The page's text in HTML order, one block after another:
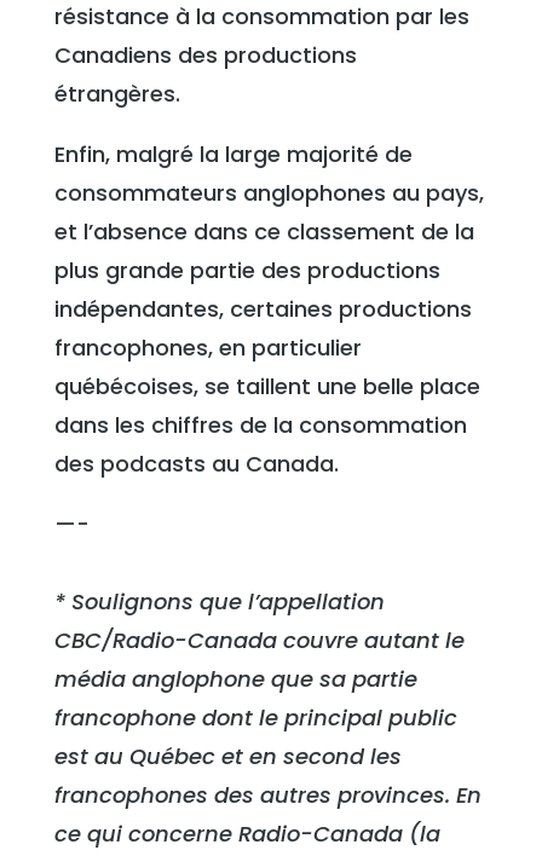
résistance à la consommation par les
Canadiens des productions
étrangères.
Enfin, malgré la large majorité de
consommateurs anglophones au pays,
et l’absence dans ce classement de la
plus grande partie des productions
indépendantes, certaines productions
francophones, en particulier
québécoises, se taillent une belle place
dans les chiffres de la consommation
des podcasts au Canada.
—-
* Soulignons que l’appellation
CBC/Radio-Canada couvre autant le
média anglophone que sa partie
francophone dont le principal public
est au Québec et en second les
francophones des autres provinces. En
ce qui concerne Radio-Canada (la